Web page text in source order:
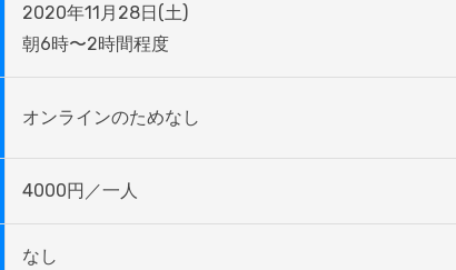
2020年11月28日(土)
朝6時〜2時間程度
オンラインのためなし
4000円／一人
なし